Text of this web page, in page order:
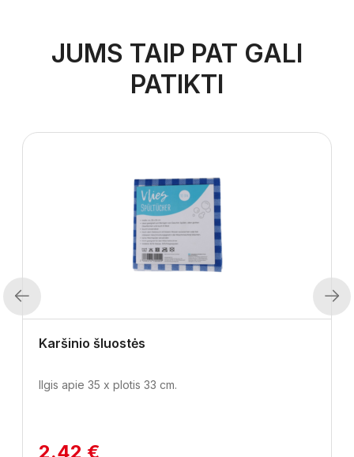
JUMS TAIP PAT GALI
PATIKTI
Previous
Karšinio šluostės
Ilgis apie 35 x plotis 33 cm.
2.42 €
Next